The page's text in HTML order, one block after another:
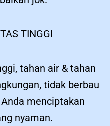
TINGGI
tahan air & tahan
tidak berbau
menciptakan
nyaman.